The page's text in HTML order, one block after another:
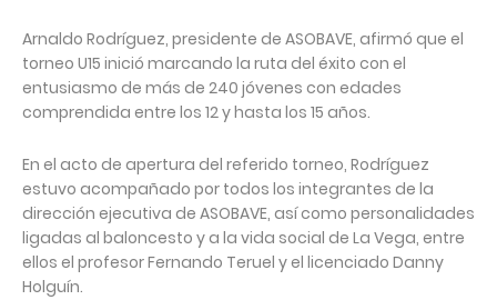
Arnaldo Rodríguez, presidente de ASOBAVE, afirmó que el
torneo U15 inició marcando la ruta del éxito con el
entusiasmo de más de 240 jóvenes con edades
comprendida entre los 12 y hasta los 15 años.
En el acto de apertura del referido torneo, Rodríguez
estuvo acompañado por todos los integrantes de la
dirección ejecutiva de ASOBAVE, así como personalidades
ligadas al baloncesto y a la vida social de La Vega, entre
ellos el profesor Fernando Teruel y el licenciado Danny
Holguín.